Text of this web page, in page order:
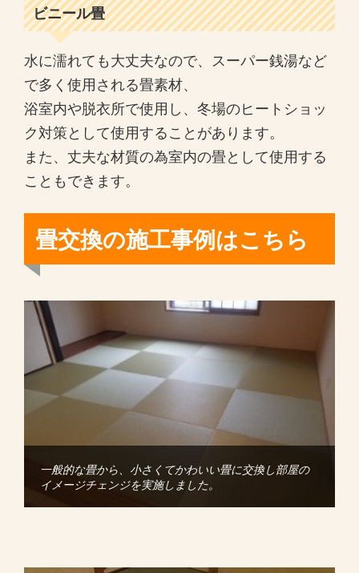
ビニール畳
水に濡れても大丈夫なので、スーパー銭湯など
で多く使用される畳素材、
浴室内や脱衣所で使用し、冬場のヒートショッ
ク対策として使用することがあります。
また、丈夫な材質の為室内の畳として使用する
こともできます。
畳交換の施工事例はこちら
一般的な畳から、小さくてかわいい畳に交換し部屋の
イメージチェンジを実施しました。